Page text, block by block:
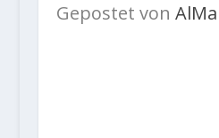
Gepostet von AlMa